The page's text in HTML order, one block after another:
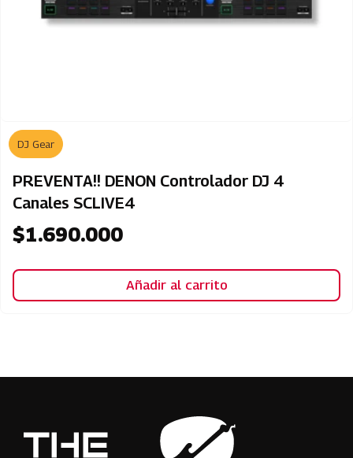
DJ Gear
PREVENTA!! DENON Controlador DJ 4
Canales SCLIVE4
$1.690.000
Añadir al carrito